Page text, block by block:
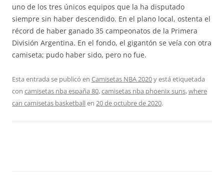
uno de los tres únicos equipos que la ha disputado
siempre sin haber descendido. En el plano local, ostenta el
récord de haber ganado 35 campeonatos de la Primera
División Argentina. En el fondo, el gigantón se veía con otra
camiseta; pudo haber sido, pero no fue.
Esta entrada se publicó en Camisetas NBA 2020y está etiquetada
con camisetas nba españa 80,camisetas nba phoenix suns,where
can camisetas basketballen 20 de octubre de 2020.